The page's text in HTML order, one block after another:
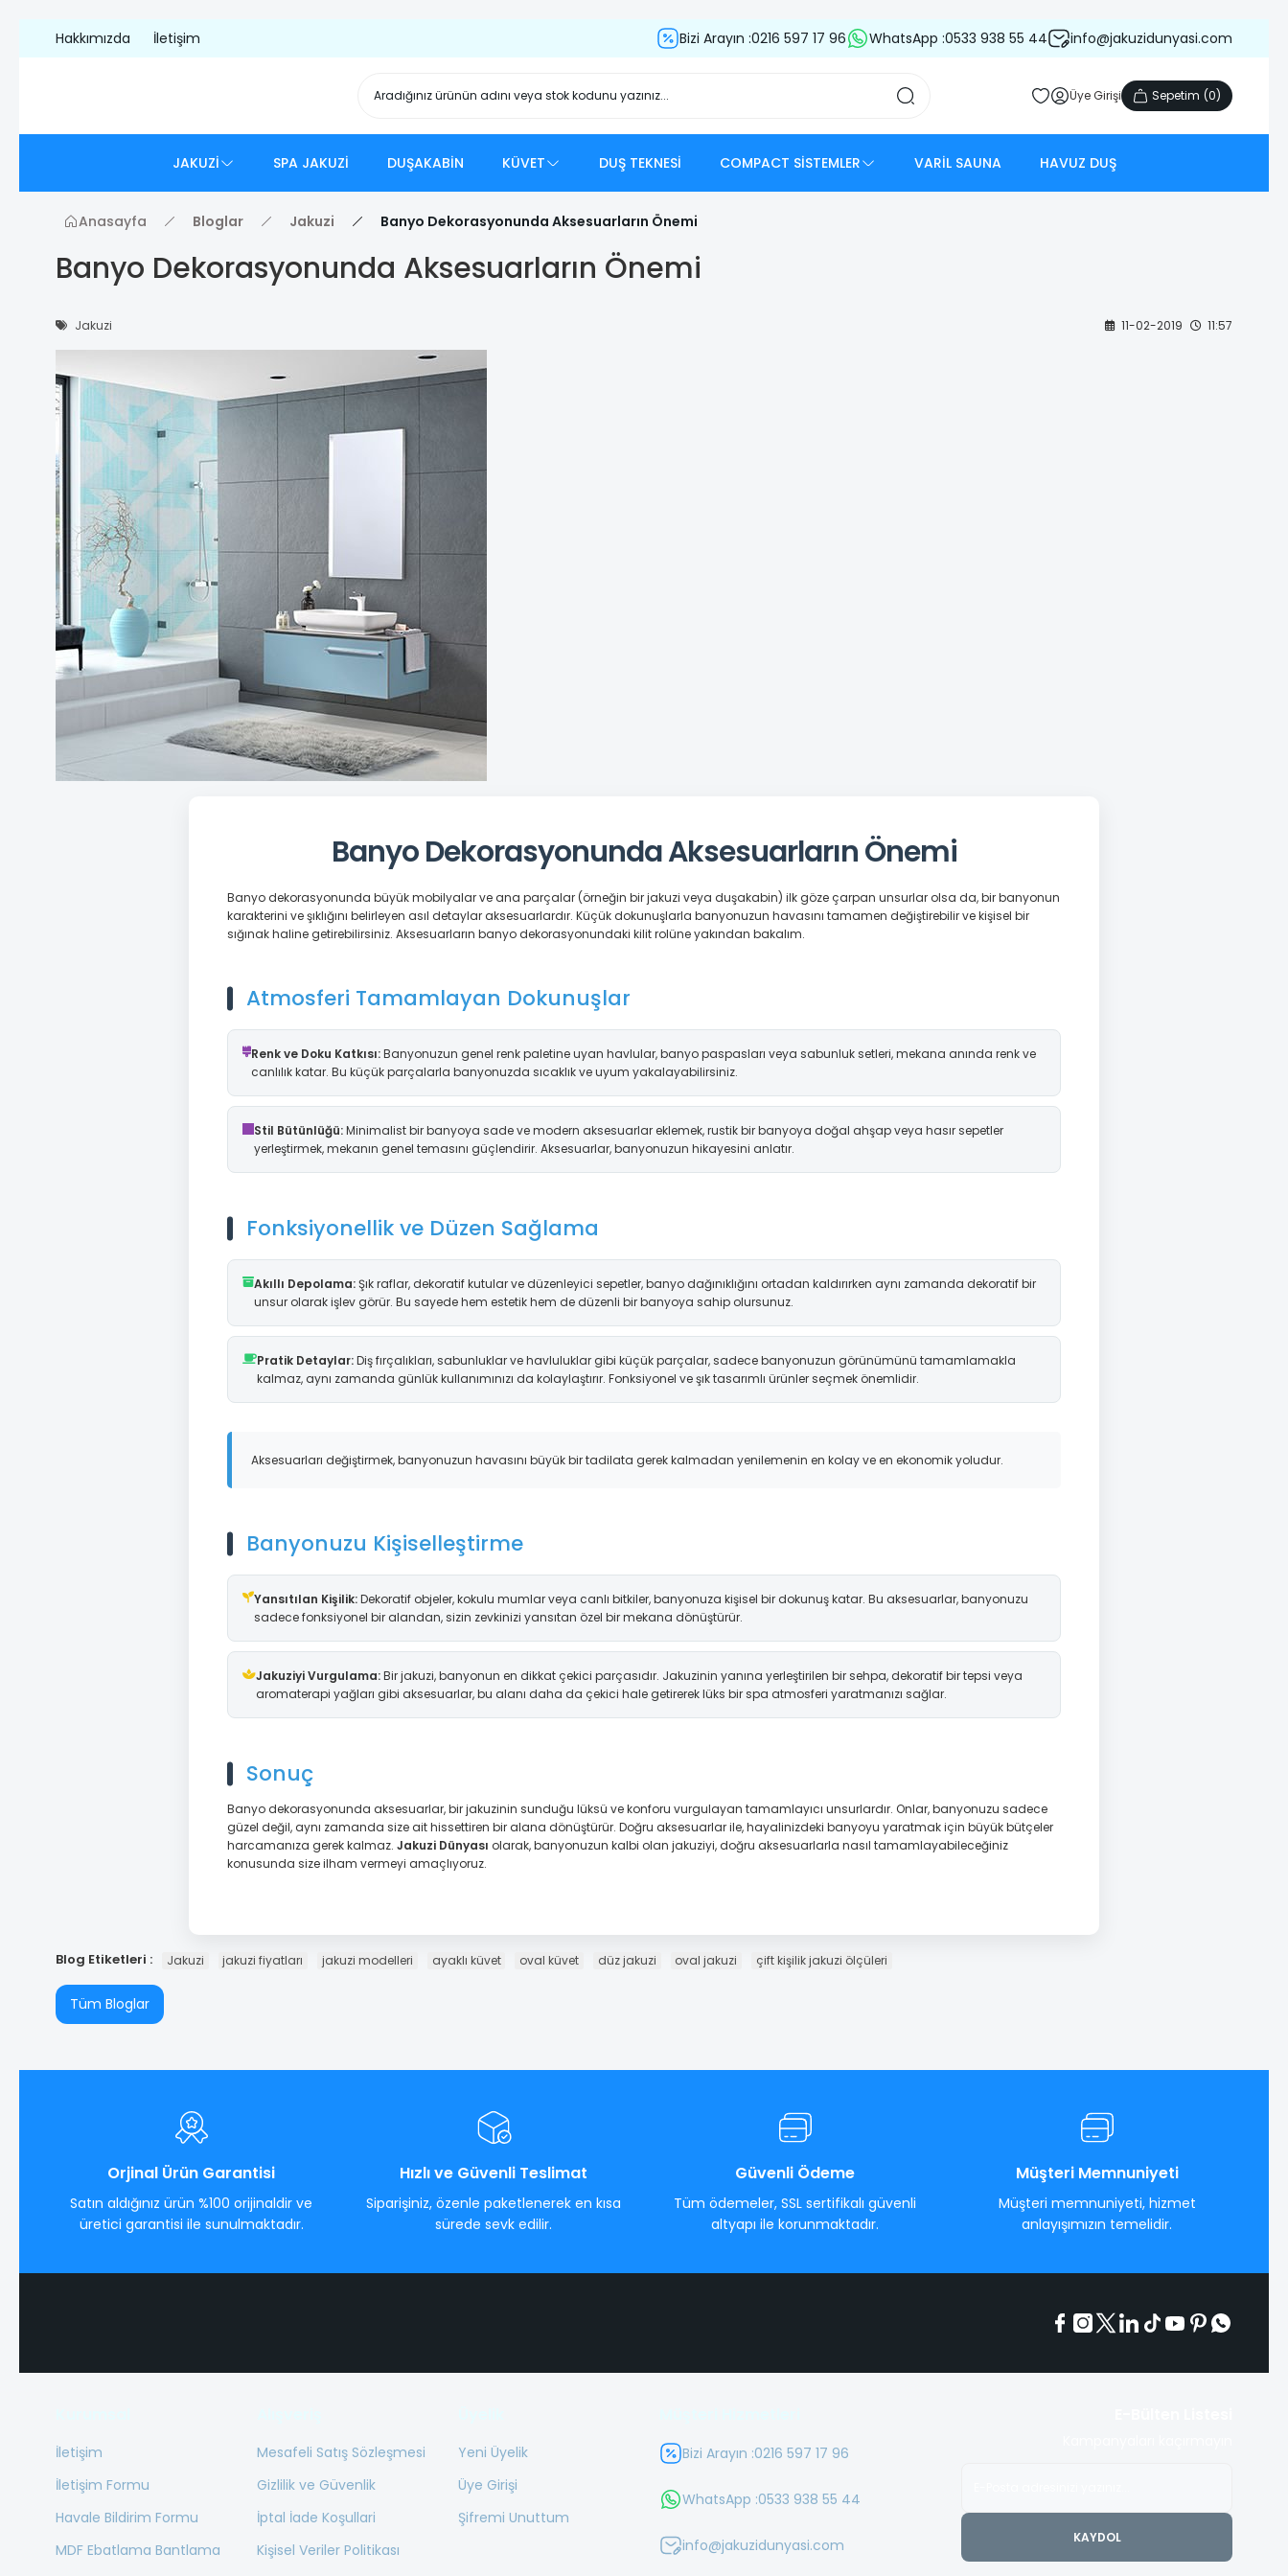
Hakkımızda İletişim Bizi Arayın :0216 597 17 96 WhatsApp :0533 938 55 44 info@jakuzidunyasi.com
Üye Girişi Sepetim (0)
JAKUZİ SPA JAKUZİ DUŞAKABİN KÜVET DUŞ TEKNESİ COMPACT SİSTEMLER VARİL SAUNA HAVUZ DUŞ
Anasayfa Bloglar Jakuzi Banyo Dekorasyonunda Aksesuarların Önemi
Banyo Dekorasyonunda Aksesuarların Önemi
Jakuzi 11-02-2019 11:57
Banyo Dekorasyonunda Aksesuarların Önemi
Banyo dekorasyonunda büyük mobilyalar ve ana parçalar (örneğin bir jakuzi veya duşakabin) ilk göze çarpan unsurlar olsa da, bir banyonun
karakterini ve şıklığını belirleyen asıl detaylar aksesuarlardır. Küçük dokunuşlarla banyonuzun havasını tamamen değiştirebilir ve kişisel bir
sığınak haline getirebilirsiniz. Aksesuarların banyo dekorasyonundaki kilit rolüne yakından bakalım.
Atmosferi Tamamlayan Dokunuşlar
Renk ve Doku Katkısı:Banyonuzun genel renk paletine uyan havlular, banyo paspasları veya sabunluk setleri, mekana anında renk ve
canlılık katar. Bu küçük parçalarla banyonuzda sıcaklık ve uyum yakalayabilirsiniz.
Stil Bütünlüğü:Minimalist bir banyoya sade ve modern aksesuarlar eklemek, rustik bir banyoya doğal ahşap veya hasır sepetler
yerleştirmek, mekanın genel temasını güçlendirir. Aksesuarlar, banyonuzun hikayesini anlatır.
Fonksiyonellik ve Düzen Sağlama
Akıllı Depolama:Şık raflar, dekoratif kutular ve düzenleyici sepetler, banyo dağınıklığını ortadan kaldırırken aynı zamanda dekoratif bir
unsur olarak işlev görür. Bu sayede hem estetik hem de düzenli bir banyoya sahip olursunuz.
Pratik Detaylar:Diş fırçalıkları, sabunluklar ve havluluklar gibi küçük parçalar, sadece banyonuzun görünümünü tamamlamakla
kalmaz, aynı zamanda günlük kullanımınızı da kolaylaştırır. Fonksiyonel ve şık tasarımlı ürünler seçmek önemlidir.
Aksesuarları değiştirmek, banyonuzun havasını büyük bir tadilata gerek kalmadan yenilemenin en kolay ve en ekonomik yoludur.
Banyonuzu Kişiselleştirme
Yansıtılan Kişilik:Dekoratif objeler, kokulu mumlar veya canlı bitkiler, banyonuza kişisel bir dokunuş katar. Bu aksesuarlar, banyonuzu
sadece fonksiyonel bir alandan, sizin zevkinizi yansıtan özel bir mekana dönüştürür.
Jakuziyi Vurgulama:Bir jakuzi, banyonun en dikkat çekici parçasıdır. Jakuzinin yanına yerleştirilen bir sehpa, dekoratif bir tepsi veya
aromaterapi yağları gibi aksesuarlar, bu alanı daha da çekici hale getirerek lüks bir spa atmosferi yaratmanızı sağlar.
Sonuç
Banyo dekorasyonunda aksesuarlar, bir jakuzinin sunduğu lüksü ve konforu vurgulayan tamamlayıcı unsurlardır. Onlar, banyonuzu sadece
güzel değil, aynı zamanda size ait hissettiren bir alana dönüştürür. Doğru aksesuarlar ile, hayalinizdeki banyoyu yaratmak için büyük bütçeler
harcamanıza gerek kalmaz. Jakuzi Dünyası olarak, banyonuzun kalbi olan jakuziyi, doğru aksesuarlarla nasıl tamamlayabileceğiniz
konusunda size ilham vermeyi amaçlıyoruz.
Blog Etiketleri : Jakuzi jakuzi fiyatları jakuzi modelleri ayaklı küvet oval küvet düz jakuzi oval jakuzi çift kişilik jakuzi ölçüleri
Tüm Bloglar
Orjinal Ürün Garantisi
Satın aldığınız ürün %100 orijinaldir ve
üretici garantisi ile sunulmaktadır.
Hızlı ve Güvenli Teslimat
Siparişiniz, özenle paketlenerek en kısa
sürede sevk edilir.
Güvenli Ödeme
Tüm ödemeler, SSL sertifikalı güvenli
altyapı ile korunmaktadır.
Müşteri Memnuniyeti
Müşteri memnuniyeti, hizmet
anlayışımızın temelidir.
İletişim
İletişim Formu
Havale Bildirim Formu
MDF Ebatlama Bantlama
Mesafeli Satış Sözleşmesi
Gizlilik ve Güvenlik
İptal İade Koşullari
Kişisel Veriler Politikası
Yeni Üyelik
Üye Girişi
Şifremi Unuttum
Bizi Arayın :0216 597 17 96
WhatsApp :0533 938 55 44
info@jakuzidunyasi.com KAYDOL